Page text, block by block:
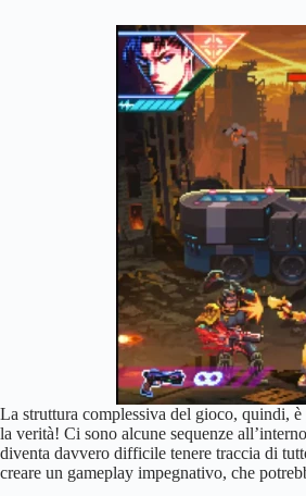
La struttura complessiva del gioco, quindi, è
la verità! Ci sono alcune sequenze
diventa davvero difficile tenere traccia di
creare un gameplay impegnativo, che